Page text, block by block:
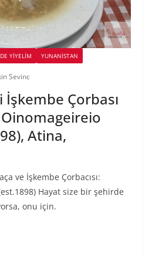
YİYELİM YUNANISTAN
Sevinc
İşkembe Çorbası
Atina,
ve İşkembe Çorbacısı:
Hayat size bir şehirde
onu için.